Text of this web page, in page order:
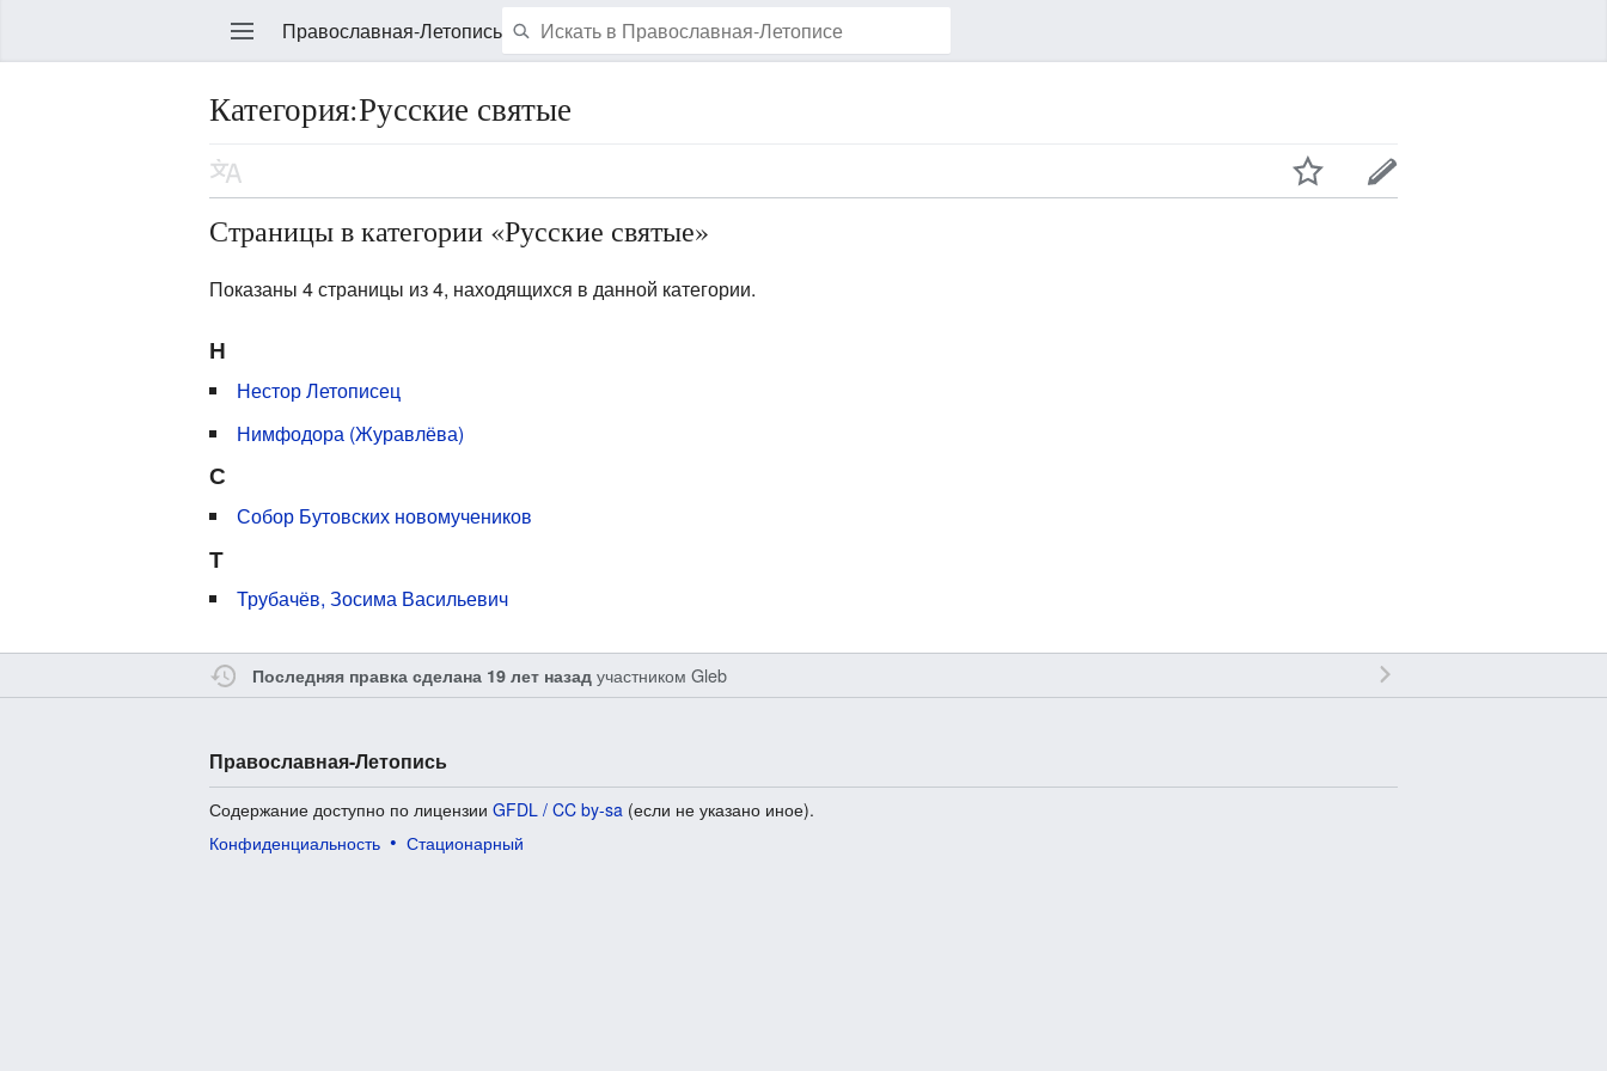
Православная-Летопись
Править
Категория:Русские святые
Страницы в категории «Русские святые»
Показаны 4 страницы из 4, находящихся в данной категории.
Н
Нестор Летописец
Нимфодора (Журавлёва)
С
Собор Бутовских новомучеников
Т
Трубачёв, Зосима Васильевич
Последняя правка сделана 19 лет назад участникомGleb
Православная-Летопись
Содержание доступно по лицензииGFDL / CC by-sa (если не указано иное).
Конфиденциальность
Стационарный